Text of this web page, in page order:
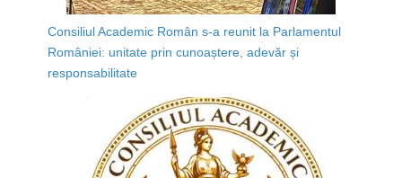
Consiliul Academic Român s-a reunit la Parlamentul
României: unitate prin cunoaștere, adevăr și
responsabilitate